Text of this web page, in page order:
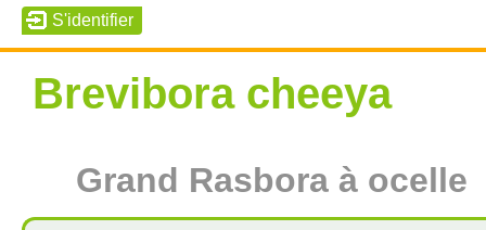
Brevibora cheeya
Grand Rasbora à ocelle